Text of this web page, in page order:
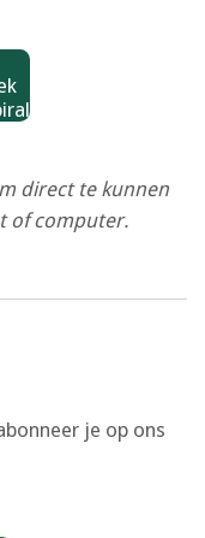
direct te kunnen
of computer.
je op ons